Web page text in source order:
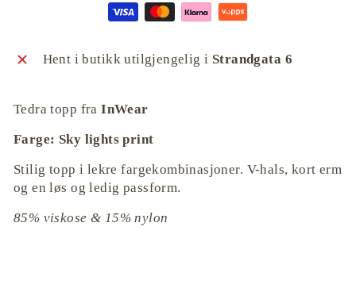
Hent i butikk utilgjengelig i Strandgata 6
Tedra topp fraInWear
Farge: Sky lights print
Stilig topp i lekre fargekombinasjoner. V-hals, kort erm
og en løs og ledig passform.
85% viskose & 15% nylon